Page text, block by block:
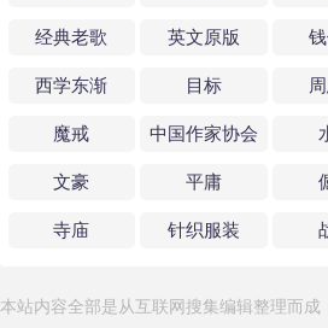
经典老歌 英文原版
西学东渐 目标
魔戒 中国作家协会
文豪 平庸
寺庙 针织服装
本站内容全部是从互联网搜集编辑整理而成